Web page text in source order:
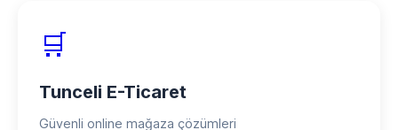
🛒
Tunceli E-Ticaret
Güvenli online mağaza çözümleri